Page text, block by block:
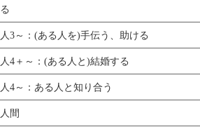
る
人3～：(ある人を)手伝う、助ける
人4＋～：(ある人と)結婚する
人4～：ある人と知り合う
人間